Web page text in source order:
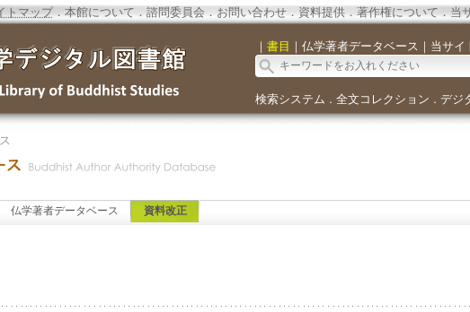
トマップ．本館について．諮問委員会． お問い合わせ． 資料提供．著作権について．当
｜ 書目 ｜ 仏学著者データベース ｜ 当サイ
検索システム ． 全文コレクション ． デジ
仏学著者データベース 資料改正